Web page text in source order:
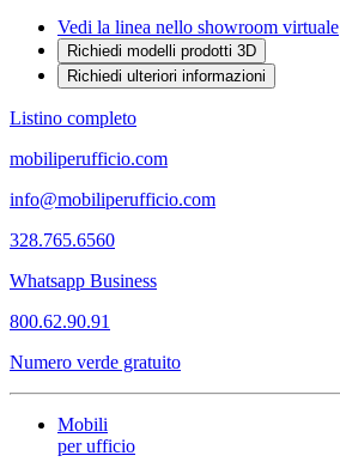
Vedi la linea nello showroom virtuale
Richiedi modelli prodotti 3D
Richiedi ulteriori informazioni
Listino completo
mobiliperufficio.com
info@mobiliperufficio.com
328.765.6560
Whatsapp Business
800.62.90.91
Numero verde gratuito
Mobili
per ufficio